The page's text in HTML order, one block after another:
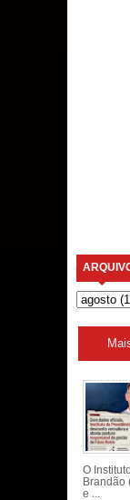
O
Brandão
e ...